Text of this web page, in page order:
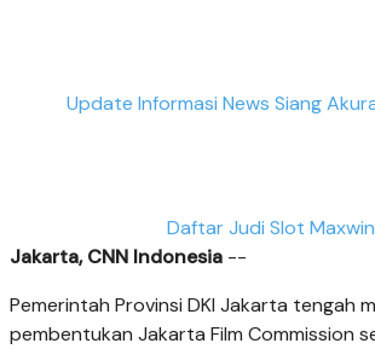
Update Informasi News Siang
Daftar Judi Slot Maxwin
Jakarta, CNN Indonesia --
Pemerintah Provinsi DKI Jakarta tengah
pembentukan Jakarta Film Commission